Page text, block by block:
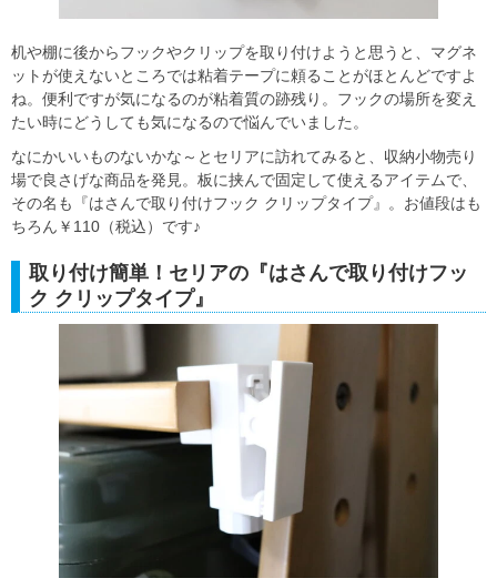
机や棚に後からフックやクリップを取り付けようと思うと、マグネ
ットが使えないところでは粘着テープに頼ることがほとんどですよ
ね。便利ですが気になるのが粘着質の跡残り。フックの場所を変え
たい時にどうしても気になるので悩んでいました。
なにかいいものないかな～とセリアに訪れてみると、収納小物売り
場で良さげな商品を発見。板に挟んで固定して使えるアイテムで、
その名も『はさんで取り付けフック クリップタイプ』。お値段はも
ちろん￥110（税込）です♪
取り付け簡単！セリアの『はさんで取り付けフッ
ク クリップタイプ』